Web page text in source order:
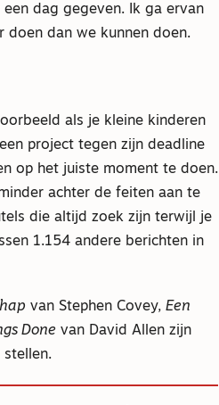
dag gegeven. Ik ga ervan
dan we kunnen doen.
als je kleine kinderen
project tegen zijn deadline
op het juiste moment te doen.
achter de feiten aan te
die altijd zoek zijn terwijl je
1.154 andere berichten in
van Stephen Covey, Een
Done van David Allen zijn
stellen.